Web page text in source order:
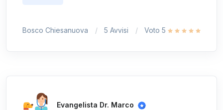
Bosco Chiesanuova 5 Avvisi Voto 5
Evangelista Dr. Marco